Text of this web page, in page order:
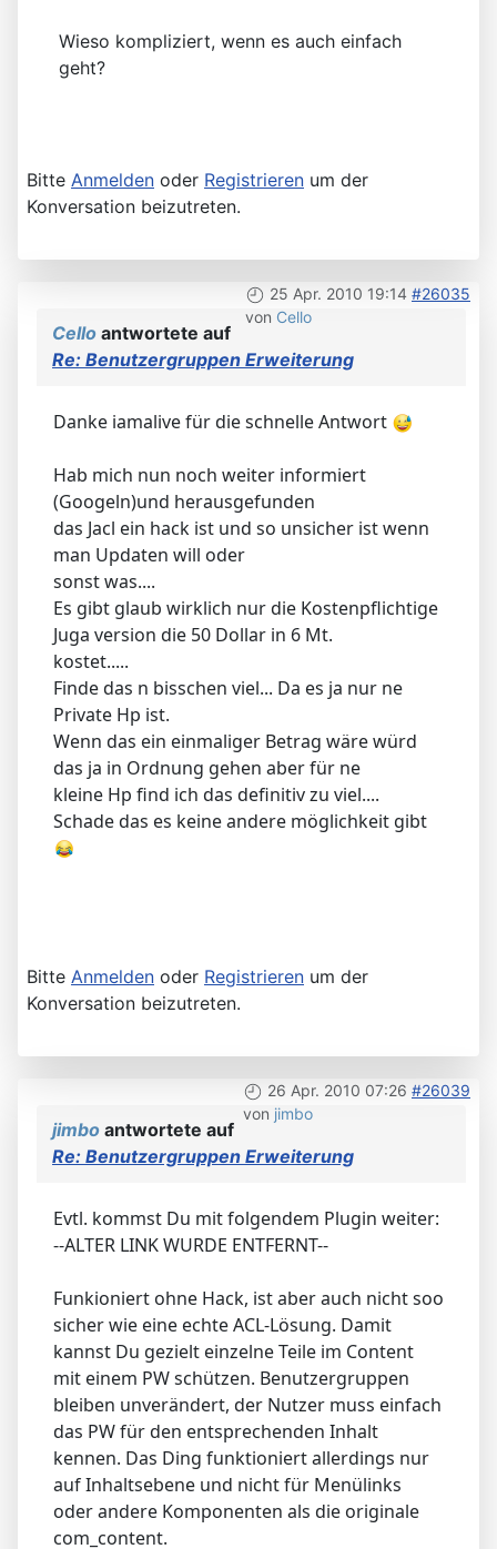
Wieso kompliziert, wenn es auch einfach
geht?
Bitte Anmelden oder Registrieren um der
Konversation beizutreten.
25 Apr. 2010 19:14 #26035
von Cello
Cello antwortete auf
Re: Benutzergruppen Erweiterung
Danke iamalive für die schnelle Antwort
Hab mich nun noch weiter informiert
(Googeln)und herausgefunden
das Jacl ein hack ist und so unsicher ist wenn
man Updaten will oder
sonst was....
Es gibt glaub wirklich nur die Kostenpflichtige
Juga version die 50 Dollar in 6 Mt.
kostet.....
Finde das n bisschen viel... Da es ja nur ne
Private Hp ist.
Wenn das ein einmaliger Betrag wäre würd
das ja in Ordnung gehen aber für ne
kleine Hp find ich das definitiv zu viel....
Schade das es keine andere möglichkeit gibt
Bitte Anmelden oder Registrieren um der
Konversation beizutreten.
26 Apr. 2010 07:26 #26039
von jimbo
jimbo antwortete auf
Re: Benutzergruppen Erweiterung
Evtl. kommst Du mit folgendem Plugin weiter:
--ALTER LINK WURDE ENTFERNT--
Funkioniert ohne Hack, ist aber auch nicht soo
sicher wie eine echte ACL-Lösung. Damit
kannst Du gezielt einzelne Teile im Content
mit einem PW schützen. Benutzergruppen
bleiben unverändert, der Nutzer muss einfach
das PW für den entsprechenden Inhalt
kennen. Das Ding funktioniert allerdings nur
auf Inhaltsebene und nicht für Menülinks
oder andere Komponenten als die originale
com_content.